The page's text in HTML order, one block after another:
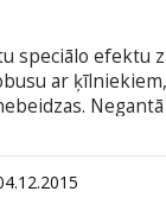
speciālo efektu
ar
valodā.